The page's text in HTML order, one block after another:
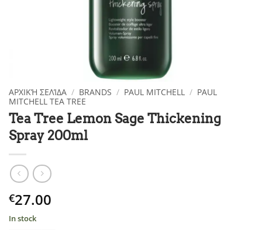
ΑΡΧΙΚΉ ΣΕΛΊΔΑ / BRANDS / PAUL MITCHELL / PAUL
MITCHELL TEA TREE
Tea Tree Lemon Sage Thickening
Spray 200ml
€27.00
In stock